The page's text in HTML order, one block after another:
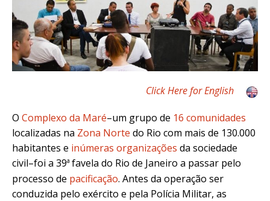
Click Here for English
O Complexo da Maré–um grupo de 16 comunidades
localizadas na Zona Norte do Rio com mais de 130.000
habitantes e inúmeras organizações da sociedade
civil–foi a 39a favela do Rio de Janeiro a passar pelo
processo de pacificação. Antes da operação ser
conduzida pelo exército e pela Polícia Militar, as